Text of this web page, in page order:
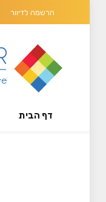
הרשמה לדיוור
דף הבית